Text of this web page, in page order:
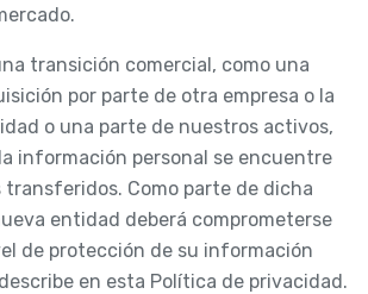
transición comercial, como una
por parte de otra empresa o la
o una parte de nuestros activos,
información personal se encuentre
Como parte de dicha
entidad deberá comprometerse
de protección de su información
en esta Política de privacidad.